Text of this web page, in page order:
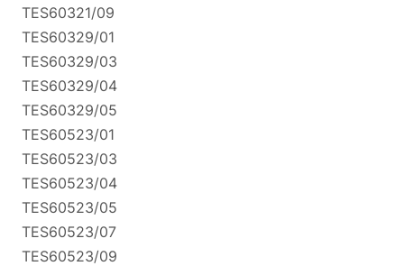
TES60321/09
TES60329/01
TES60329/03
TES60329/04
TES60329/05
TES60523/01
TES60523/03
TES60523/04
TES60523/05
TES60523/07
TES60523/09